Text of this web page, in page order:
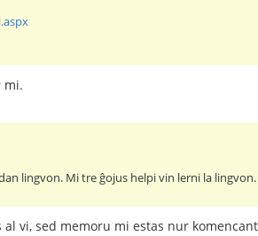
mi.
lingvon. Mi tre ĝojus helpi vin lerni la
vi, sed memoru mi estas nur